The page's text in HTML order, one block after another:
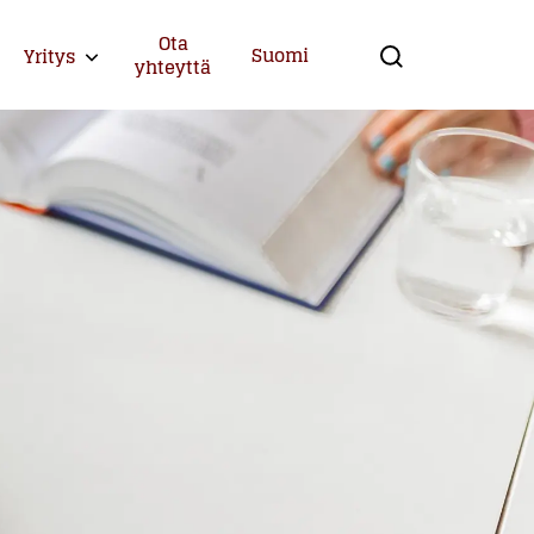
Yritys Expand child menu
Ota
yhteyttä Suomi